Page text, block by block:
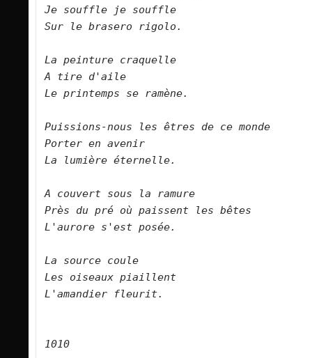
Je souffle je souffle
Sur le brasero rigolo.
La peinture craquelle
A tire d'aile
Le printemps se ramène.
Puissions-nous les êtres de ce monde
Porter en avenir
La lumière éternelle.
A couvert sous la ramure
Près du pré où paissent les bêtes
L'aurore s'est posée.
La source coule
Les oiseaux piaillent
L'amandier fleurit.
1010